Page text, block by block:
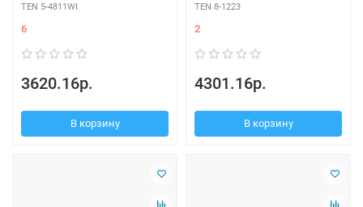
TEN 5-4811WI
6
3620.16р.
В корзину
TEN 8-1223
2
4301.16р.
В корзину